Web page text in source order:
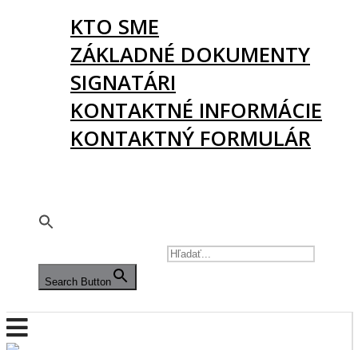
KTO SME
ZÁKLADNÉ DOKUMENTY
SIGNATÁRI
KONTAKTNÉ INFORMÁCIE
KONTAKTNÝ FORMULÁR
Search Button